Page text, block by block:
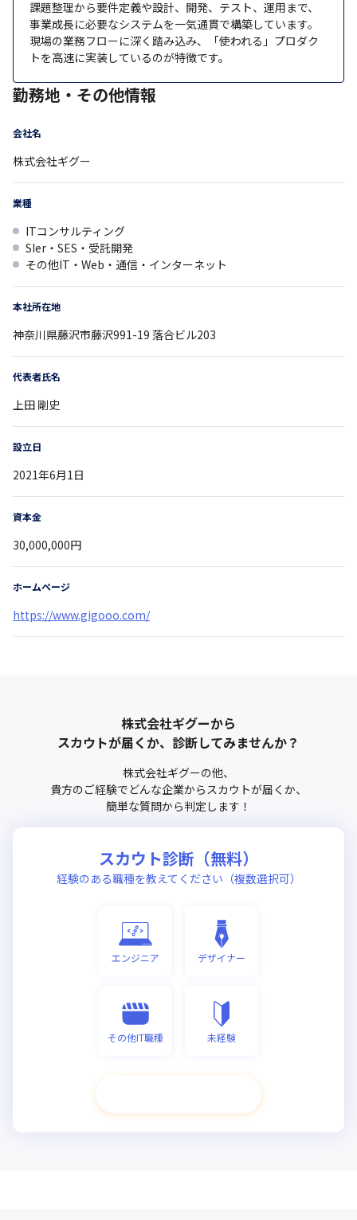
課題整理から要件定義や設計、開発、テスト、運用まで、
事業成長に必要なシステムを一気通貫で構築しています。
現場の業務フローに深く踏み込み、「使われる」プロダク
トを高速に実装しているのが特徴です。
勤務地・その他情報
会社名
株式会社ギグー
業種
ITコンサルティング
SIer・SES・受託開発
その他IT・Web・通信・インターネット
本社所在地
神奈川県藤沢市藤沢991-19 落合ビル203
代表者氏名
上田 剛史
設立日
2021年6月1日
資本金
30,000,000円
ホームページ
https://www.gigooo.com/
株式会社ギグーから
スカウトが届くか、診断してみませんか？
株式会社ギグーの他、
貴方のご経験でどんな企業からスカウトが届くか、
簡単な質問から判定します！
スカウト診断（無料）
経験のある職種を教えてください（複数選択可）
エンジニア デザイナー
その他IT職種 未経験